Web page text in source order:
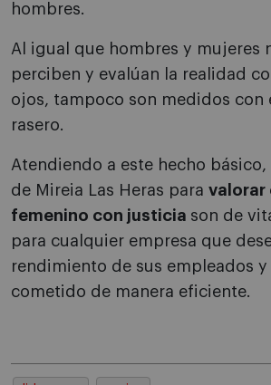
hombres.
Al igual que hombres y mujeres
perciben y evalúan la realidad
ojos, tampoco son medidos con
rasero.
Atendiendo a este hecho
de Mireia Las Heras para valorar
femenino con justicia son de
para cualquier empresa que
rendimiento de sus empleados
cometido de manera eficiente.